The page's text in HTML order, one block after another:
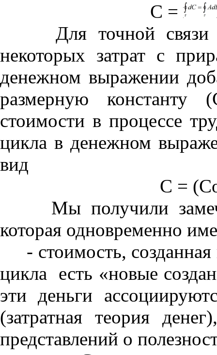
C =
Для точной связи
некоторых затрат с
денежном выражении
размерную константу
стоимости в процессе
цикла в денежном
вид
С =
Мы получили
которая одновременно
- стоимость, созданная
цикла есть «новые
эти деньги
(затратная теория
представлений о